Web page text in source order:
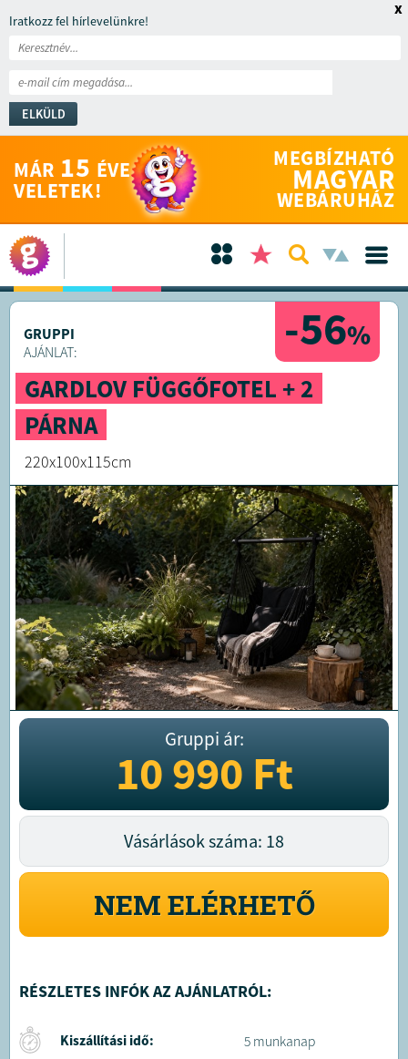
Iratkozz fel hírlevelünkre!
ELKÜLD
x
MÁR 15 ÉVE
VELETEK!
MEGBÍZHATÓ
MAGYAR
WEBÁRUHÁZ
-56%
GRUPPI
AJÁNLAT:
GARDLOV FÜGGŐFOTEL + 2
PÁRNA
220x100x115cm
Gruppi ár:
10 990Ft
Vásárlások száma: 18
NEM ELÉRHETŐ
RÉSZLETES INFÓK AZ AJÁNLATRÓL:
Kiszállítási idő: 5 munkanap